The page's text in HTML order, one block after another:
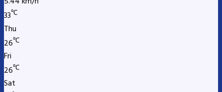
33℃
Thu
26℃
Fri
26℃
Sat